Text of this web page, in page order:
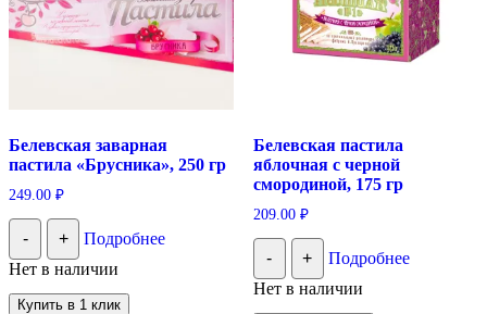
Белевская заварная
пастила «Брусника», 250 гр
249.00 ₽
- +
Подробнее
Нет в наличии
Купить в 1 клик
Белевская пастила
яблочная с черной
смородиной, 175 гр
209.00 ₽
- +
Подробнее
Нет в наличии